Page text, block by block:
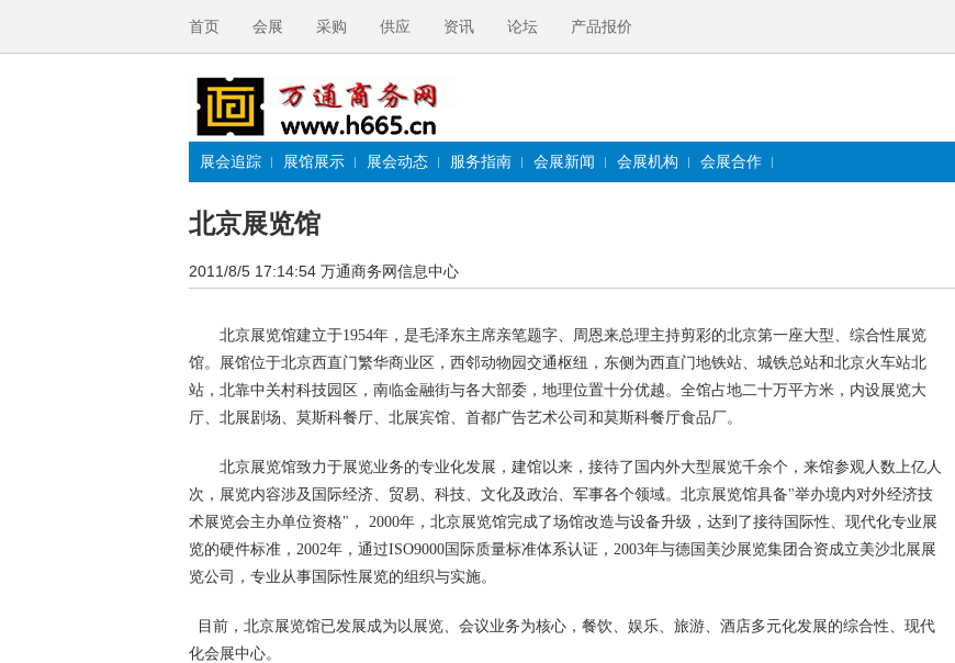
首页 会展 采购 供应 资讯 论坛 产品报价
展会追踪 展馆展示 展会动态 服务指南 会展新闻 会展机构 会展合作
北京展览馆
2011/8/5 17:14:54 万通商务网信息中心
北京展览馆建立于1954年，是毛泽东主席亲笔题字、周恩来总理主持剪彩的北京第一座大型、综合性展览
馆。展馆位于北京西直门繁华商业区，西邻动物园交通枢纽，东侧为西直门地铁站、城铁总站和北京火车站北
站，北靠中关村科技园区，南临金融街与各大部委，地理位置十分优越。全馆占地二十万平方米，内设展览大
厅、北展剧场、莫斯科餐厅、北展宾馆、首都广告艺术公司和莫斯科餐厅食品厂。
北京展览馆致力于展览业务的专业化发展，建馆以来，接待了国内外大型展览千余个，来馆参观人数上亿人
次，展览内容涉及国际经济、贸易、科技、文化及政治、军事各个领域。北京展览馆具备"举办境内对外经济技
术展览会主办单位资格"， 2000年，北京展览馆完成了场馆改造与设备升级，达到了接待国际性、现代化专业展
览的硬件标准，2002年，通过ISO9000国际质量标准体系认证，2003年与德国美沙展览集团合资成立美沙北展展
览公司，专业从事国际性展览的组织与实施。
目前，北京展览馆已发展成为以展览、会议业务为核心，餐饮、娱乐、旅游、酒店多元化发展的综合性、现代
化会展中心。